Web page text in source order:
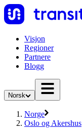
Visjon
Regioner
Partnere
Blogg
Norsk
Norge
Oslo og Akershus